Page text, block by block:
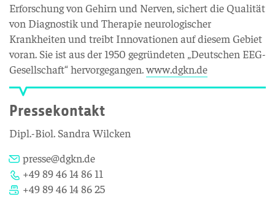
Erforschung von Gehirn und Nerven, sichert die Qualität
von Diagnostik und Therapie neurologischer
Krankheiten und treibt Innovationen auf diesem Gebiet
voran. Sie ist aus der 1950 gegründeten „Deutschen EEG-
Gesellschaft“ hervorgegangen.www.dgkn.de
Pressekontakt
Dipl.-Biol. Sandra Wilcken
presse@dgkn.de
+49 89 46 14 86 11
+49 89 46 14 86 25